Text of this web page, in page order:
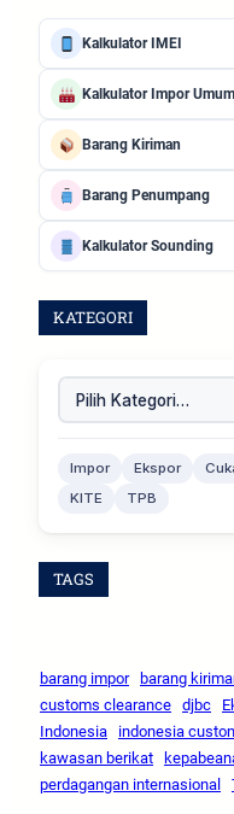
Kalkulator IMEI
Kalkulator Impor Umum
Barang Kiriman
Barang Penumpang
Kalkulator Sounding
KATEGORI
Impor Ekspor
KITE
TPB
TAGS
barang impor barang
customs clearance djbc
Indonesia
indonesia
kawasan berikat
perdagangan internasional